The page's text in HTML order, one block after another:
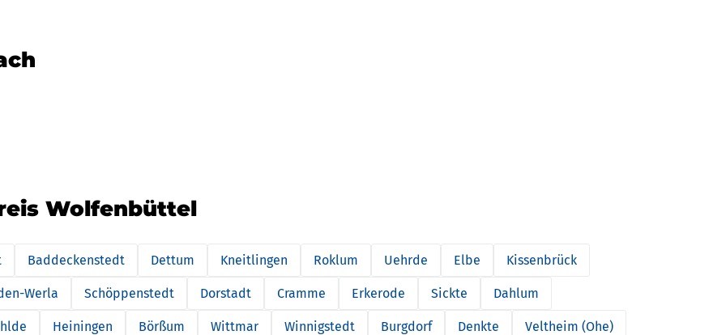
Wolfenbüttel
Baddeckenstedt Dettum Kneitlingen Roklum Uehrde Elbe Kissenbrück
Werla Schöppenstedt Dorstadt Cramme Erkerode Sickte Dahlum
Heiningen Börßum Wittmar Winnigstedt Burgdorf Denkte Veltheim (Ohe)